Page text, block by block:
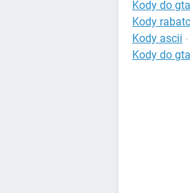
Kody do
Kody
Kody ascii -
Kody do